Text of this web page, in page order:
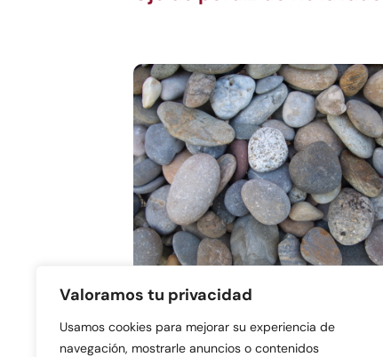
Valoramos tu privacidad
Usamos cookies para mejorar su experiencia de
navegación, mostrarle anuncios o contenidos
Canto rodado de río lavado
especial